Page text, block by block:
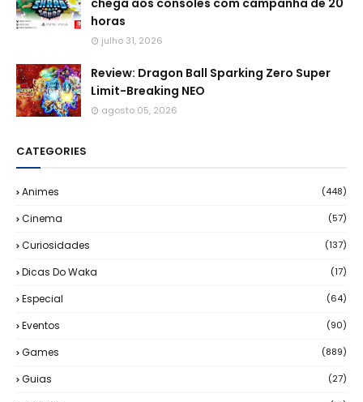
chega aos consoles com campanha de 20
horas
julho 31, 2026
Review: Dragon Ball Sparking Zero Super
Limit-Breaking NEO
agosto 05, 2026
CATEGORIES
Animes (448)
Cinema (57)
Curiosidades (137)
Dicas Do Waka (17)
Especial (64)
Eventos (90)
Games (889)
Guias (27)